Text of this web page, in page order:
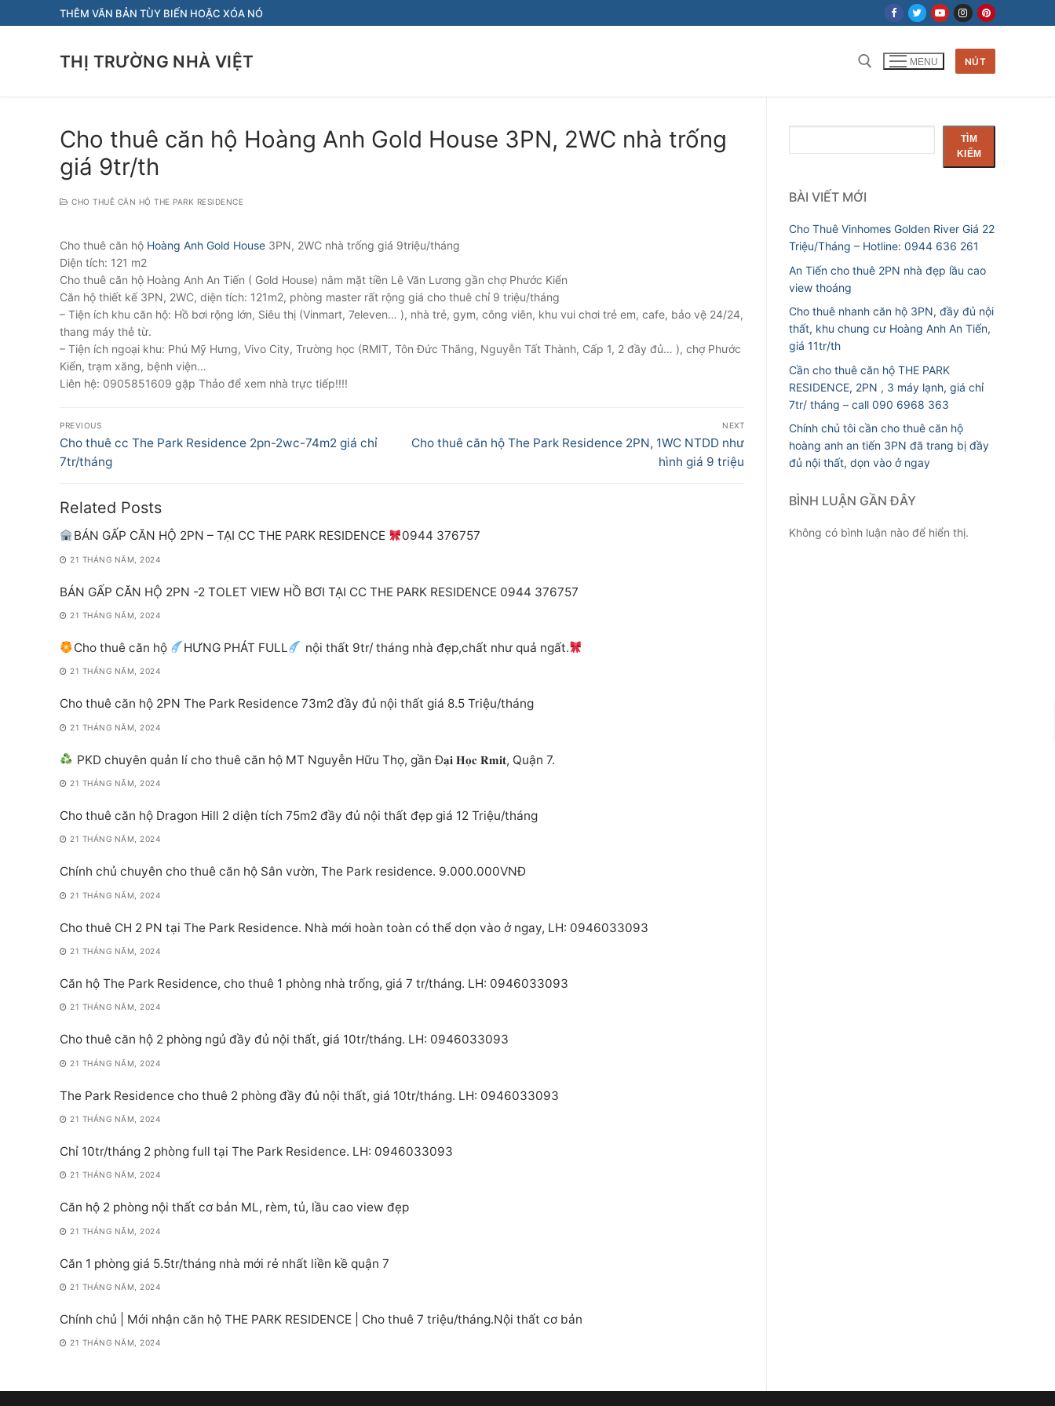
đến
THÊM VĂN BẢN TÙY BIẾN HOẶC XÓA NÓ
THỊ TRƯỜNG NHÀ VIỆT MENU NÚT
Cho thuê căn hộ Hoàng Anh Gold House 3PN, 2WC nhà trống
giá 9tr/th
CHO THUÊ CĂN HỘ THE PARK RESIDENCE
Cho thuê căn hộ Hoàng Anh Gold House 3PN, 2WC nhà trống giá 9triệu/tháng
Diện tích: 121 m2
Cho thuê căn hộ Hoàng Anh An Tiến ( Gold House) nằm mặt tiền Lê Văn Lương gần chợ Phước Kiển
Căn hộ thiết kế 3PN, 2WC, diện tích: 121m2, phòng master rất rộng giá cho thuê chỉ 9 triệu/tháng
– Tiện ích khu căn hộ: Hồ bơi rộng lớn, Siêu thị (Vinmart, 7eleven… ), nhà trẻ, gym, công viên, khu vui chơi trẻ em, cafe, bảo vệ 24/24,
thang máy thẻ từ.
– Tiện ích ngoại khu: Phú Mỹ Hưng, Vivo City, Trường học (RMIT, Tôn Đức Thắng, Nguyễn Tất Thành, Cấp 1, 2 đầy đủ… ), chợ Phước
Kiển, trạm xăng, bệnh viện…
Liên hệ: 0905851609 gặp Thảo để xem nhà trực tiếp!!!!
Điều
hướng
bài
viết
PREVIOUS
Previous
post:
Cho thuê cc The Park Residence 2pn-2wc-74m2 giá chỉ
7tr/tháng
NEXT
Next
Cho thuê căn hộ The Park Residence 2PN, 1WC NTDD như
hình giá 9 triệu
Related Posts
BÁN GẤP CĂN HỘ 2PN – TẠI CC THE PARK RESIDENCE 0944 376757
21 THÁNG NĂM, 2024
BÁN GẤP CĂN HỘ 2PN -2 TOLET VIEW HỒ BƠI TẠI CC THE PARK RESIDENCE 0944 376757
21 THÁNG NĂM, 2024
Cho thuê căn hộ HƯNG PHÁT FULL nội thất 9tr/ tháng nhà đẹp,chất như quả ngất.
21 THÁNG NĂM, 2024
Cho thuê căn hộ 2PN The Park Residence 73m2 đầy đủ nội thất giá 8.5 Triệu/tháng
21 THÁNG NĂM, 2024
PKD chuyên quản lí cho thuê căn hộ MT Nguyễn Hữu Thọ, gần Đ𝐚̣𝐢 𝐇𝐨̣𝐜 𝐑𝐦𝐢𝐭, Quận 7.
21 THÁNG NĂM, 2024
Cho thuê căn hộ Dragon Hill 2 diện tích 75m2 đầy đủ nội thất đẹp giá 12 Triệu/tháng
21 THÁNG NĂM, 2024
Chính chủ chuyên cho thuê căn hộ Sân vườn, The Park residence. 9.000.000VNĐ
21 THÁNG NĂM, 2024
Cho thuê CH 2 PN tại The Park Residence. Nhà mới hoàn toàn có thể dọn vào ở ngay, LH: 0946033093
21 THÁNG NĂM, 2024
Căn hộ The Park Residence, cho thuê 1 phòng nhà trống, giá 7 tr/tháng. LH: 0946033093
21 THÁNG NĂM, 2024
Cho thuê căn hộ 2 phòng ngủ đầy đủ nội thất, giá 10tr/tháng. LH: 0946033093
21 THÁNG NĂM, 2024
The Park Residence cho thuê 2 phòng đầy đủ nội thất, giá 10tr/tháng. LH: 0946033093
21 THÁNG NĂM, 2024
Chỉ 10tr/tháng 2 phòng full tại The Park Residence. LH: 0946033093
21 THÁNG NĂM, 2024
Căn hộ 2 phòng nội thất cơ bản ML, rèm, tủ, lầu cao view đẹp
21 THÁNG NĂM, 2024
Căn 1 phòng giá 5.5tr/tháng nhà mới rẻ nhất liền kề quận 7
21 THÁNG NĂM, 2024
Chính chủ | Mới nhận căn hộ THE PARK RESIDENCE | Cho thuê 7 triệu/tháng.Nội thất cơ bản
21 THÁNG NĂM, 2024
kiếm
TÌM
KIẾM
BÀI VIẾT MỚI
Cho Thuê Vinhomes Golden River Giá 22
Triệu/Tháng – Hotline: 0944 636 261
An Tiến cho thuê 2PN nhà đẹp lầu cao
view thoáng
Cho thuê nhanh căn hộ 3PN, đầy đủ nội
thất, khu chung cư Hoàng Anh An Tiến,
giá 11tr/th
Cần cho thuê căn hộ THE PARK
RESIDENCE, 2PN , 3 máy lạnh, giá chỉ
7tr/ tháng – call 090 6968 363
Chính chủ tôi cần cho thuê căn hộ
hoàng anh an tiến 3PN đã trang bị đầy
đủ nội thất, dọn vào ở ngay
BÌNH LUẬN GẦN ĐÂY
Không có bình luận nào để hiển thị.